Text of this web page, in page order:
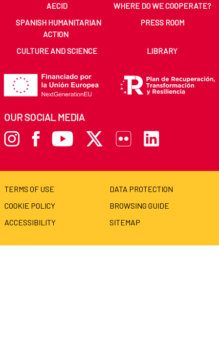
AECID
WHERE DO WE COOPERATE?
SPANISH HUMANITARIAN
ACTION
PRESS ROOM
CULTURE AND SCIENCE LIBRARY
OUR SOCIAL MEDIA
TERMS OF USE
DATA PROTECTION
COOKIE POLICY
BROWSING GUIDE
ACCESSIBILITY
SITEMAP